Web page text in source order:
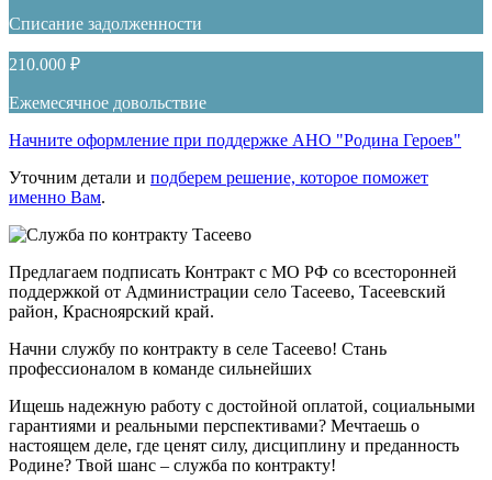
Списание задолженности
210.000 ₽
Ежемесячное довольствие
Начните оформление при поддержке АНО "Родина Героев"
Уточним детали и подберем решение, которое поможет
именно Вам.
Предлагаем подписать Контракт с МО РФ со всесторонней
поддержкой от Администрации село Тасеево, Тасеевский
район, Красноярский край.
Начни службу по контракту в селе Тасеево! Стань
профессионалом в команде сильнейших
Ищешь надежную работу с достойной оплатой, социальными
гарантиями и реальными перспективами? Мечтаешь о
настоящем деле, где ценят силу, дисциплину и преданность
Родине? Твой шанс – служба по контракту!